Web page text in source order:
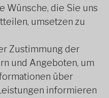
Wünsche, die Sie uns
umsetzen zu
Zustimmung der
und Angeboten, um
über
informieren